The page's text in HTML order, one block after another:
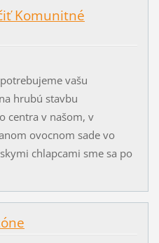
Komunitné
vašu
hrubú stavbu
centra v našom, v
ovocnom sade vo
chlapcami sme sa po